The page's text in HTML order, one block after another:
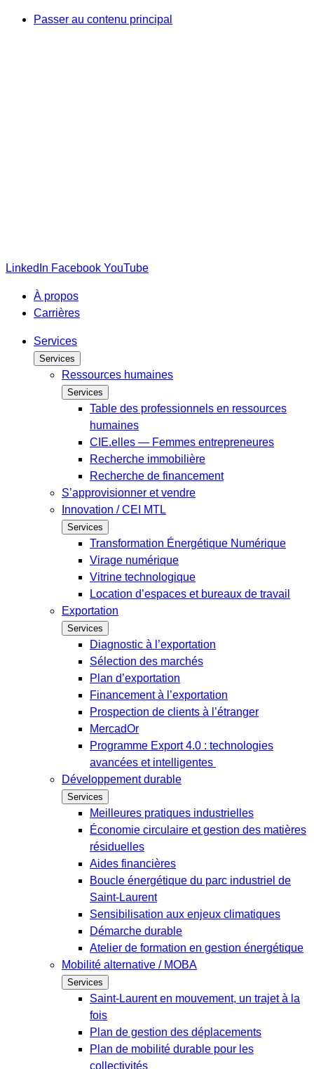
Passer au contenu principal
LinkedIn Facebook YouTube
À propos
Carrières
Services
Services
Ressources humaines
Services
Table des professionnels en ressources
humaines
CIE.elles — Femmes entrepreneures
Recherche immobilière
Recherche de financement
S’approvisionner et vendre
Innovation / CEI MTL
Services
Transformation Énergétique Numérique
Virage numérique
Vitrine technologique
Location d’espaces et bureaux de travail
Exportation
Services
Diagnostic à l’exportation
Sélection des marchés
Plan d’exportation
Financement à l’exportation
Prospection de clients à l’étranger
MercadOr
Programme Export 4.0 : technologies
avancées et intelligentes
Développement durable
Services
Meilleures pratiques industrielles
Économie circulaire et gestion des matières
résiduelles
Aides financières
Boucle énergétique du parc industriel de
Saint-Laurent
Sensibilisation aux enjeux climatiques
Démarche durable
Atelier de formation en gestion énergétique
Mobilité alternative / MOBA
Services
Saint-Laurent en mouvement, un trajet à la
fois
Plan de gestion des déplacements
Plan de mobilité durable pour les
collectivités